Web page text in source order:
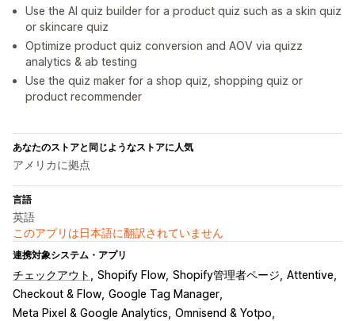
Use the AI quiz builder for a product quiz such as a skin quiz
or skincare quiz
Optimize product quiz conversion and AOV via quizz
analytics & ab testing
Use the quiz maker for a shop quiz, shopping quiz or
product recommender
あなたのストアと同じようなストアに人気
アメリカに拠点
言語
英語
このアプリは日本語に翻訳されていません
連携対象システム・アプリ
チェックアウト Shopify Flow Shopify管理者ページ Attentive
Checkout & Flow Google Tag Manager
Meta Pixel & Google Analytics Omnisend & Yotpo